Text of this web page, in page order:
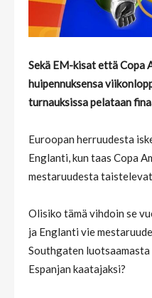
Sekä EM-kisat että Copa
huipennuksensa
turnauksissa pelataan
Euroopan herruudesta
Englanti, kun taas Copa
mestaruudesta
Olisiko tämä vihdoin se
ja Englanti vie
Southgaten
Espanjan kaatajaksi?